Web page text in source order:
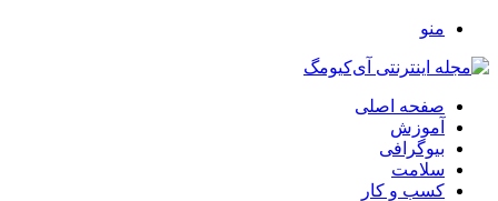
منو
صفحه اصلی
آموزش
بیوگرافی
سلامت
کسب و کار